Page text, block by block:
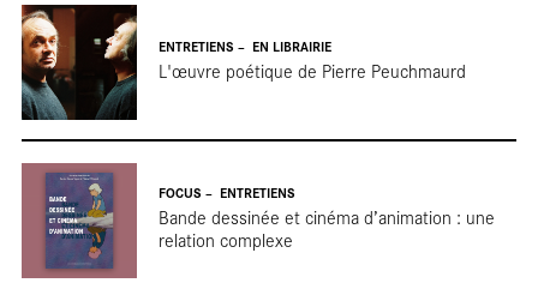
ENTRETIENS EN LIBRAIRIE
L'œuvre poétique de Pierre Peuchmaurd
FOCUS ENTRETIENS
Bande dessinée et cinéma d’animation : une
relation complexe